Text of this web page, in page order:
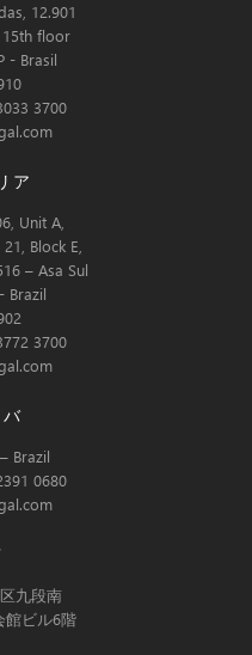
12.901
floor
- Brasil
3700
ア
Unit A,
Block E,
– Asa Sul
Brazil
3700
Brazil
0680
九段南
館ビル6階